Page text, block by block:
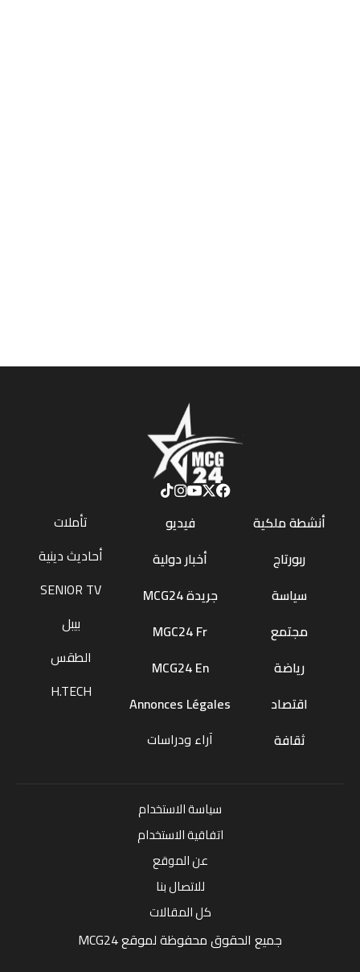
أنشطة ملكية
ربورتاج
سياسة
مجتمع
رياضة
اقتصاد
ثقافة
فيديو
أخبار دولية
جريدة MCG24
MGC24 Fr
MCG24 En
Annonces Légales
آراء ودراسات
تأملات
أحاديث دينية
SENIOR TV
بيبل
الطقس
H.TECH
سياسة الاستخدام
اتفاقية الاستخدام
عن الموقع
للاتصال بنا
كل المقالات
جميع الحقوق محفوظة لموقع MCG24